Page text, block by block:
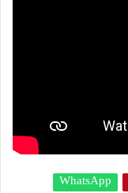
WhatsApp